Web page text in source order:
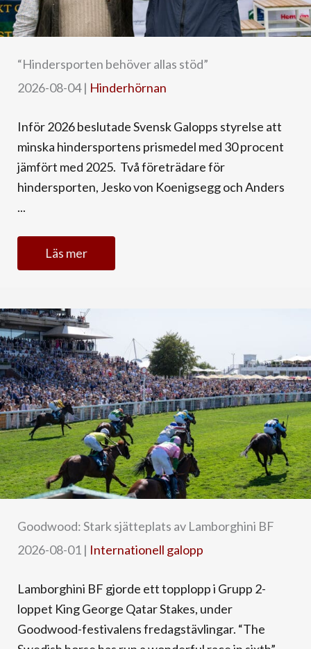
“Hindersporten behöver allas stöd”
2026-08-04| Hinderhörnan
Inför 2026 beslutade Svensk Galopps styrelse att
minska hindersportens prismedel med 30 procent
jämfört med 2025. Två företrädare för
hindersporten, Jesko von Koenigsegg och Anders
...
Läs mer
Goodwood: Stark sjätteplats av Lamborghini BF
2026-08-01 | Internationell galopp
Lamborghini BF gjorde ett topplopp i Grupp 2-
loppet King George Qatar Stakes, under
Goodwood-festivalens fredagstävlingar. “The